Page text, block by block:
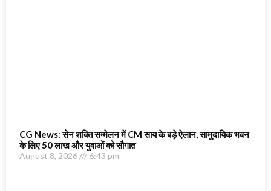
CG News: सेन शक्ति सम्मेलन में CM साय के बड़े ऐलान, सामुदायिक भवन
के लिए 50 लाख और युवाओं को सौगात
August 8, 2026 6:43 pm